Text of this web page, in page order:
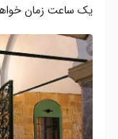
یک ساعت زمان